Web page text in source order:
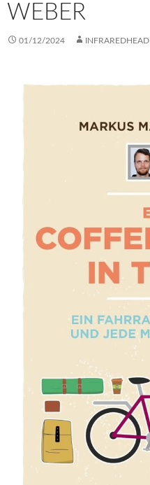
WEBER
01/12/2024 INFRAREDHEAD